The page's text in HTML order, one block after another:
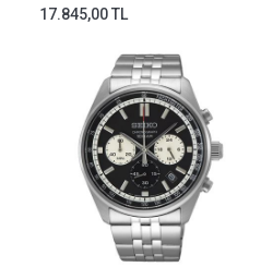
17.845,00 TL